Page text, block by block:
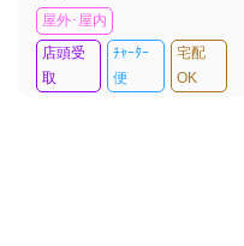
屋外･屋内
店頭受
取
ﾁｬｰﾀｰ
便
宅配
OK